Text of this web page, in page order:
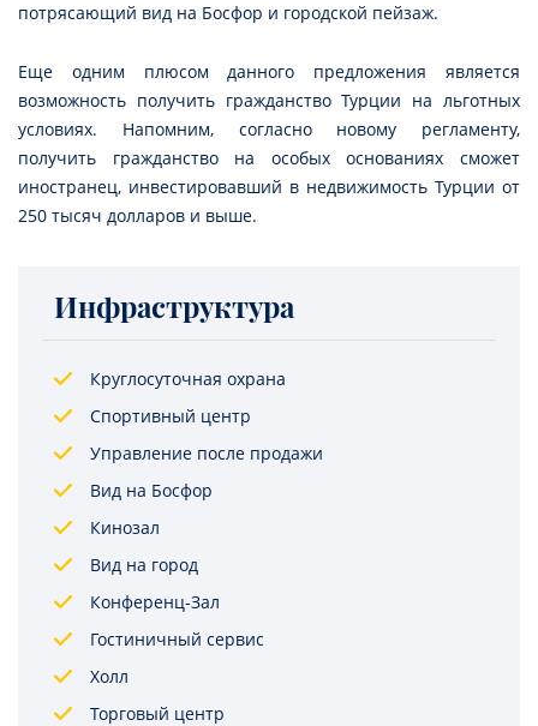
потрясающий вид на Босфор и городской пейзаж.
Еще одним плюсом данного предложения является
возможность получить гражданство Турции на льготных
условиях. Напомним, согласно новому регламенту,
получить гражданство на особых основаниях сможет
иностранец, инвестировавший в недвижимость Турции от
250 тысяч долларов и выше.
Инфраструктура
Круглосуточная охрана
Спортивный центр
Управление после продажи
Вид на Босфор
Кинозал
Вид на город
Конференц-Зал
Гостиничный сервис
Холл
Торговый центр